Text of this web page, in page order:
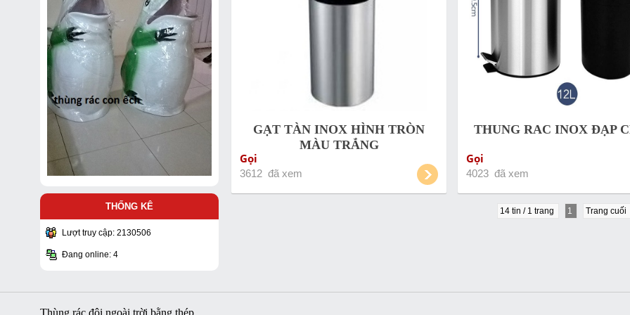
THỐNG KÊ
Lượt truy cập: 2130506
Đang online: 4
GẠT TÀN INOX HÌNH TRÒN
MÀU TRẮNG
Gọi
3612 đã xem
THUNG RAC INOX ĐẠP
Gọi
4023 đã xem
14 tin / 1 trang 1 Trang cuối
Thùng rác đôi ngoài trời bằng thép